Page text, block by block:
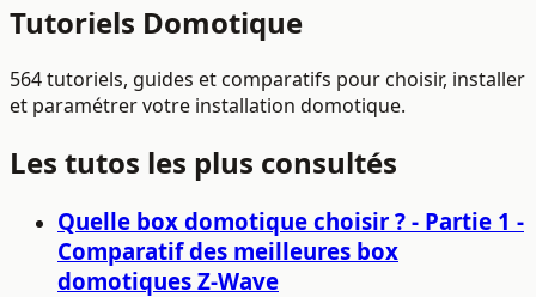
Tutoriels Domotique
564 tutoriels, guides et comparatifs pour choisir, installer
et paramétrer votre installation domotique.
Les tutos les plus consultés
Quelle box domotique choisir ? - Partie 1 -
Comparatif des meilleures box
domotiques Z-Wave